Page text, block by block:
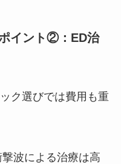
イント②：ED治
ク選びでは費用も重
波による治療は高